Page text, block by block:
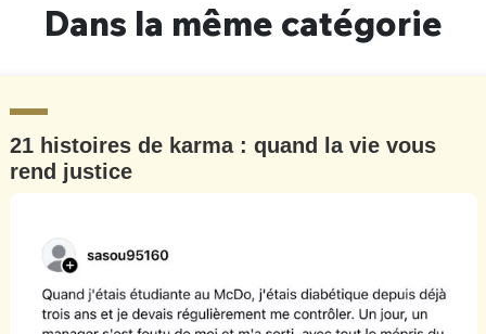
Dans la même catégorie
21 histoires de karma : quand la vie vous
rend justice